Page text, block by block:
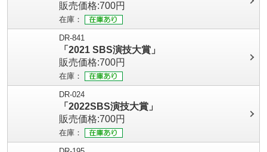
販売価格:700円
在庫：
DR-841
「2021 SBS演技大賞」
販売価格:700円
在庫：
DR-024
「2022SBS演技大賞」
販売価格:700円
在庫：